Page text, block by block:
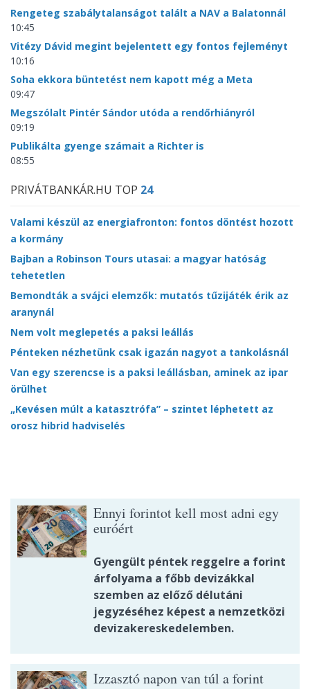
Rengeteg szabálytalanságot talált a NAV a Balatonnál
10:45
Vitézy Dávid megint bejelentett egy fontos fejleményt
10:16
Soha ekkora büntetést nem kapott még a Meta
09:47
Megszólalt Pintér Sándor utóda a rendőrhiányról
09:19
Publikálta gyenge számait a Richter is
08:55
PRIVÁTBANKÁR.HU TOP 24
Valami készül az energiafronton: fontos döntést hozott
a kormány
Bajban a Robinson Tours utasai: a magyar hatóság
tehetetlen
Bemondták a svájci elemzők: mutatós tűzijáték érik az
aranynál
Nem volt meglepetés a paksi leállás
Pénteken nézhetünk csak igazán nagyot a tankolásnál
Van egy szerencse is a paksi leállásban, aminek az ipar
örülhet
„Kevésen múlt a katasztrófa” – szintet léphetett az
orosz hibrid hadviselés
Ennyi forintot kell most adni egy
euróért
Gyengült péntek reggelre a forint
árfolyama a főbb devizákkal
szemben az előző délutáni
jegyzéséhez képest a nemzetközi
devizakereskedelemben.
Izzasztó napon van túl a forint